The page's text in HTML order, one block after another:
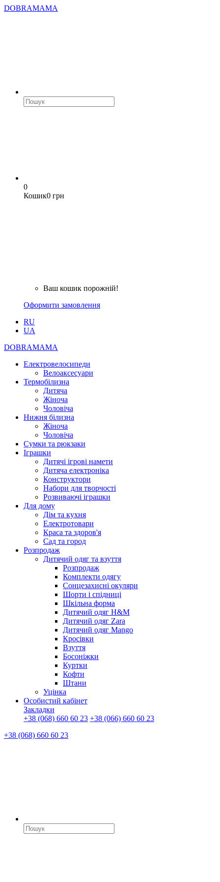
DOBRAMAMA
0
Кошик0 грн
Ваш кошик порожній!
Оформити замовлення
RU
UA
DOBRAMAMA
Електровелосипеди
Велоаксесуари
Термобілизна
Дитяча
Жіноча
Чоловіча
Нижня білизна
Жіноча
Чоловіча
Сумки та рюкзаки
Іграшки
Дитячі ігрові намети
Дитяча електроніка
Конструктори
Набори для творчості
Розвиваючі іграшки
Для дому
Дім та кухня
Електротовари
Краса та здоров'я
Сад та город
Розпродаж
Дитячий одяг та взуття
Розпродаж
Комплекти одягу
Сонцезахисні окуляри
Шорти і спідниці
Шкільна форма
Дитячий одяг H&M
Дитячий одяг Zara
Дитячий одяг Mango
Кросівки
Взуття
Босоніжки
Куртки
Кофти
Штани
Уцінка
Особистий кабінет
Закладки
+38 (068) 660 60 23 +38 (066) 660 60 23
+38 (068) 660 60 23